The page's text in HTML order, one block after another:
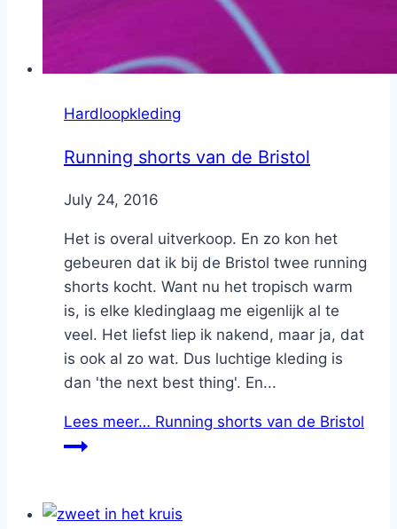
Hardloopkleding
Running shorts van de Bristol
ByNicole
July 24, 2016
Het is overal uitverkoop. En zo kon het
gebeuren dat ik bij de Bristol twee running
shorts kocht. Want nu het tropisch warm
is, is elke kledinglaag me eigenlijk al te
veel. Het liefst liep ik nakend, maar ja, dat
is ook al zo wat. Dus luchtige kleding is
dan 'the next best thing'. En...
Lees meer… Running shorts van de Bristol